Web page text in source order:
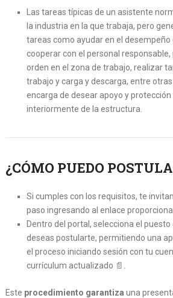
Las tareas típicas de un asistente
la industria en la que trabaja, pero
tareas como ayudar en el desempeño
cooperar con el personal responsable,
orden en el zona de trabajo, realizar
trabajo y carga y descarga, entre
encarga de desear apoyo y
interiormente de la estructura.
¿CÓMO PUEDO
Si cumples con los requisitos, te
paso ingresando al enlace
Dentro del portal, selecciona el puesto
deseas postularte, permitiendo una
el proceso iniciando sesión con tu
currículum actualizado 📄.
Este procedimiento garantiza una